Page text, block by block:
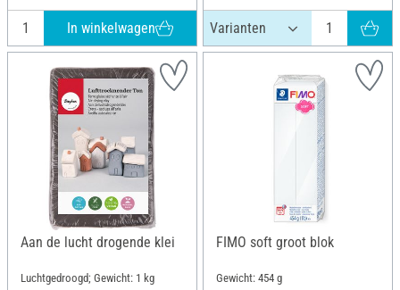
In winkelwagen
Aan de lucht drogende klei
Luchtgedroogd; Gewicht: 1 kg
FIMO soft groot blok
Gewicht: 454 g